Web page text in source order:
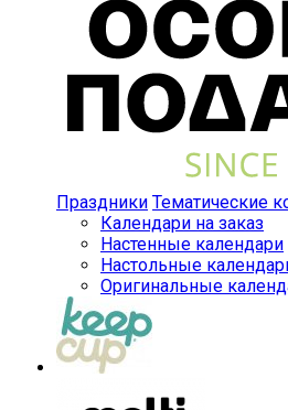
Праздники Тематические
Календари на заказ
Настенные календари
Настольные
Оригинальные